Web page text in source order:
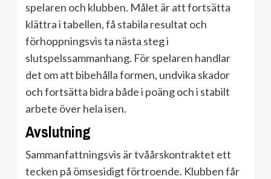
spelaren och klubben. Målet är att fortsätta
klättra i tabellen, få stabila resultat och
förhoppningsvis ta nästa steg i
slutspelssammanhang. För spelaren handlar
det om att bibehålla formen, undvika skador
och fortsätta bidra både i poäng och i stabilt
arbete över hela isen.
Avslutning
Sammanfattningsvis är tvåårskontraktet ett
tecken på ömsesidigt förtroende. Klubben får